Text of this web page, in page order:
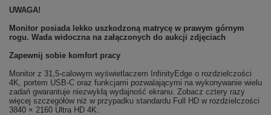
UWAGA!
Monitor posiada lekko uszkodzoną matrycę w prawym górnym
rogu. Wada widoczna na załączonych do aukcji zdjęciach
Zapewnij sobie komfort pracy
Monitor z 31,5-calowym wyświetlaczem InfinityEdge o rozdzielczości
4K, portem USB-C oraz funkcjami pozwalającymi na wykonywanie wielu
zadań gwarantuje niezwykłą wydajność ekranu. Zobacz cztery razy
więcej szczegółów niż w przypadku standardu Full HD w rozdzielczości
3840 × 2160 Ultra HD 4K.